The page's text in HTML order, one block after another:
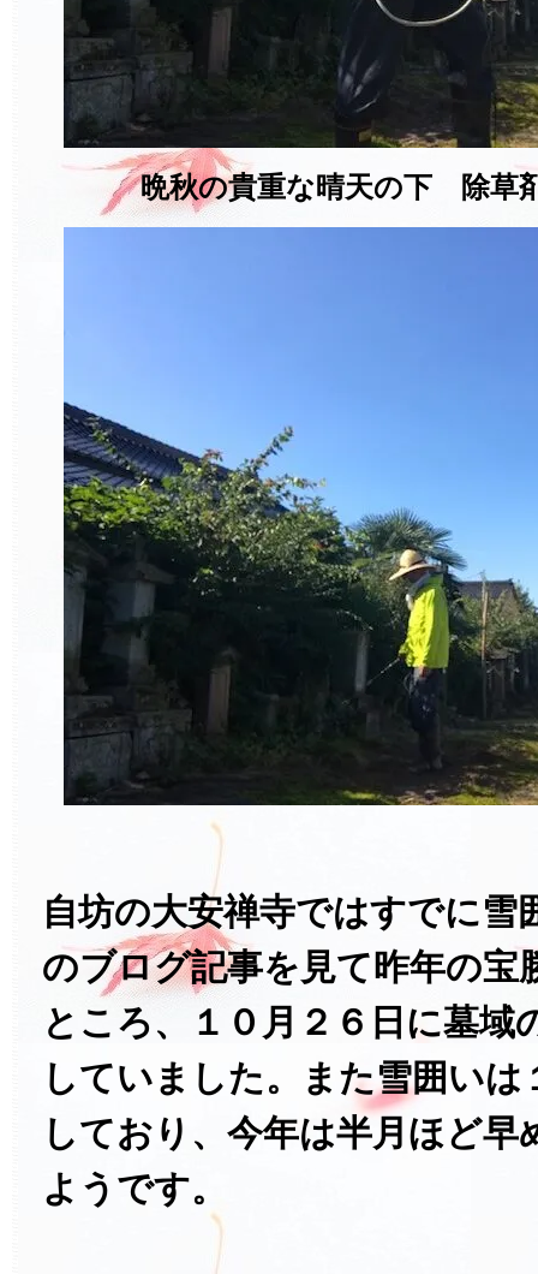
晩秋の貴重な晴天の下 除草
自坊の大安禅寺ではすでに雪
のブログ記事を見て昨年の宝
ところ、１０月２６日に墓域
していました。また雪囲いは
しており、今年は半月ほど早
ようです。